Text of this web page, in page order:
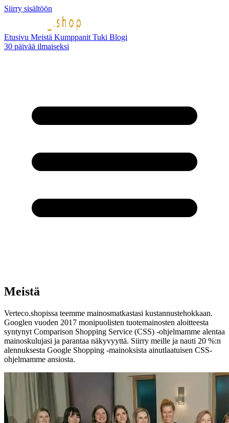
Siirry sisältöön
Etusivu Meistä Kumppanit Tuki Blogi
30 päivää ilmaiseksi
Meistä
Verteco.shopissa teemme mainosmatkastasi kustannustehokkaan.
Googlen vuoden 2017 monipuolisten tuotemainosten aloitteesta
syntynyt Comparison Shopping Service (CSS) -ohjelmamme alentaa
mainoskulujasi ja parantaa näkyvyyttä. Siirry meille ja nauti 20 %:n
alennuksesta Google Shopping -mainoksista ainutlaatuisen CSS-
ohjelmamme ansiosta.